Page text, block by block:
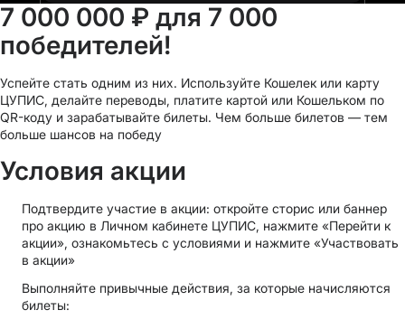
7 000 000 ₽ для 7 000
победителей!
Успейте стать одним из них. Используйте Кошелек или карту
ЦУПИС, делайте переводы, платите картой или Кошельком по
QR-коду и зарабатывайте билеты. Чем больше билетов — тем
больше шансов на победу
Условия акции
Подтвердите участие в акции: откройте сторис или баннер
про акцию в Личном кабинете ЦУПИС, нажмите «Перейти к
акции», ознакомьтесь с условиями и нажмите «Участвовать
в акции»
Выполняйте привычные действия, за которые начисляются
билеты: